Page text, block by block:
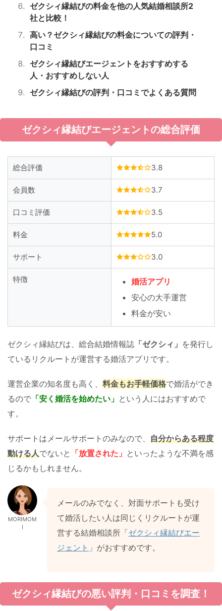
ゼクシィ縁結びの料金を他の人気結婚相談所2
社と比較！
高い？ゼクシィ縁結びの料金についての評判・
口コミ
ゼクシィ縁結びエージェントをおすすめする
人・おすすめしない人
ゼクシィ縁結びの評判・口コミでよくある質問
ゼクシィ縁結びエージェントの総合評価
総合評価 3.8
会員数 3.7
口コミ評価 3.5
料金 5.0
サポート 3.0
特徴
婚活アプリ
安心の大手運営
料金が安い
ゼクシィ縁結びは、総合結婚情報誌 「ゼクシィ」 を発行し
ているリクルートが運営する婚活アプリです。
運営企業の知名度も高く、 料金もお手軽価格で婚活ができ
るので 「安く婚活を始めたい」 という人にはおすすめで
す。
サポートはメールサポートのみなので、 自分からある程度
動ける人でないと 「放置された」 といったような不満を感
じるかもしれません。
MORIMOM
I
メールのみでなく、対面サポートも受け
て婚活したい人は同じくリクルートが運
営する結婚相談所「ゼクシィ縁結びエー
ジェント 」がおすすめです。
ゼクシィ縁結びの悪い評判・口コミを調査！